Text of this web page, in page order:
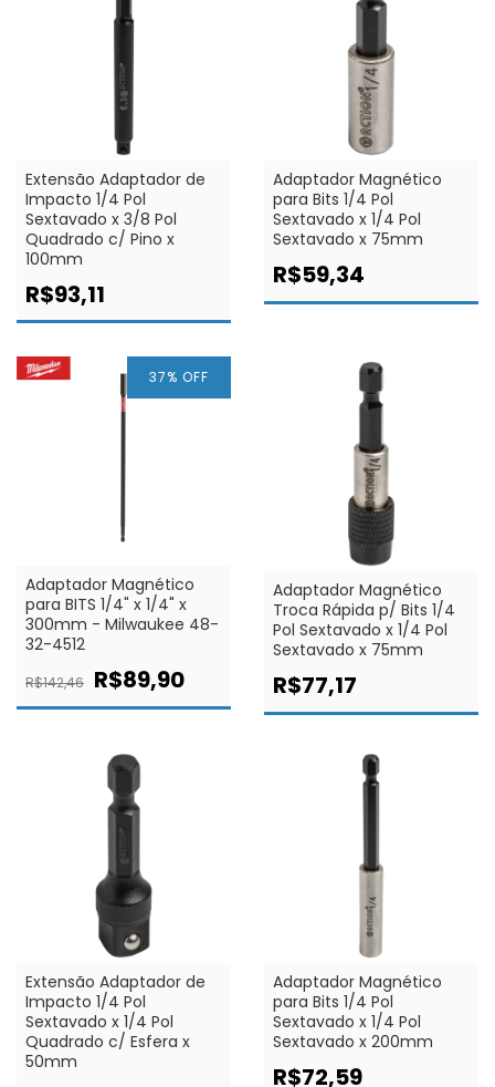
Extensão Adaptador de
Impacto 1/4 Pol
Sextavado x 3/8 Pol
Quadrado c/ Pino x
100mm
R$93,11
Adaptador Magnético
para Bits 1/4 Pol
Sextavado x 1/4 Pol
Sextavado x 75mm
R$59,34
37% OFF
Adaptador Magnético
para BITS 1/4" x 1/4" x
300mm - Milwaukee 48-
32-4512
R$142,46 R$89,90
Adaptador Magnético
Troca Rápida p/ Bits 1/4
Pol Sextavado x 1/4 Pol
Sextavado x 75mm
R$77,17
Extensão Adaptador de
Impacto 1/4 Pol
Sextavado x 1/4 Pol
Quadrado c/ Esfera x
50mm
Adaptador Magnético
para Bits 1/4 Pol
Sextavado x 1/4 Pol
Sextavado x 200mm
R$72,59